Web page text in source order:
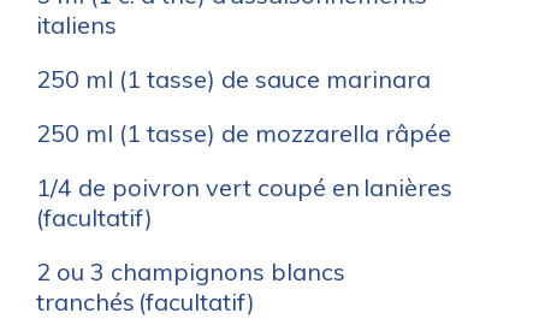
italiens
250 ml (1 tasse) de sauce marinara
250 ml (1 tasse) de mozzarella râpée
1/4 de poivron vert coupé en lanières
(facultatif)
2 ou 3 champignons blancs
tranchés (facultatif)